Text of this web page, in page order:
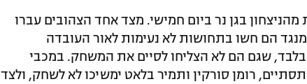
בגן נר ביום חמישי. מצד אחד הצהובים עברו
הם חשו בתחושות לא נעימות לאור העובדה
שגם הם לא הצליחו לסיים את המשחק. במכבי
רומן סורקין ותמיר בלאט ימשיכו לא לשחק, ולצד